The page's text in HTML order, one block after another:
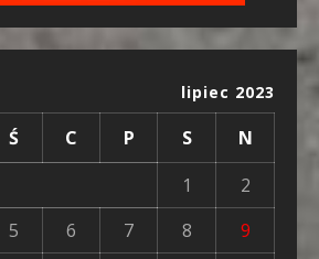
lipiec 2023
Ś C P S
N
1
2
5 6 7 8
9